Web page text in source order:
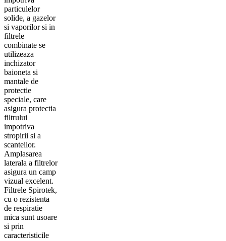
particulelor
solide, a gazelor
si vaporilor si in
filtrele
combinate se
utilizeaza
inchizator
baioneta si
mantale de
protectie
speciale, care
asigura protectia
filtrului
impotriva
stropirii si a
scanteilor.
Amplasarea
laterala a filtrelor
asigura un camp
vizual excelent.
Filtrele Spirotek,
cu o rezistenta
de respiratie
mica sunt usoare
si prin
caracteristicile